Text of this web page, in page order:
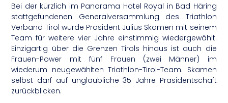
Bei der kürzlich im Panorama Hotel Royal in Bad Häring
stattgefundenen Generalversammlung des Triathlon
Verband Tirol wurde Präsident Julius Skamen mit seinem
Team für weitere vier Jahre einstimmig wiedergewählt.
Einzigartig über die Grenzen Tirols hinaus ist auch die
Frauen-Power mit fünf Frauen (zwei Männer) im
wiederum neugewählten Triathlon-Tirol-Team. Skamen
selbst darf auf unglaubliche 35 Jahre Präsidentschaft
zurückblicken.